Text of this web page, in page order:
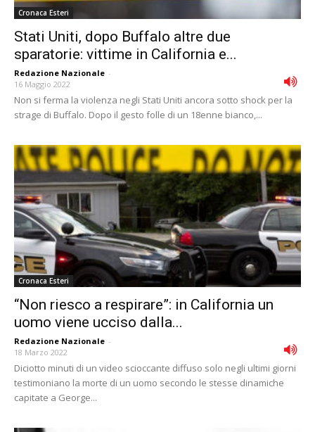
Cronaca Esteri
Stati Uniti, dopo Buffalo altre due
sparatorie: vittime in California e...
Redazione Nazionale -
16 Maggio 2022
Non si ferma la violenza negli Stati Uniti ancora sotto shock per la
strage di Buffalo. Dopo il gesto folle di un 18enne bianco,...
Cronaca Esteri
“Non riesco a respirare”: in California un
uomo viene ucciso dalla...
Redazione Nazionale -
18 Marzo 2022
Diciotto minuti di un video scioccante diffuso solo negli ultimi giorni
testimoniano la morte di un uomo secondo le stesse dinamiche
capitate a George...